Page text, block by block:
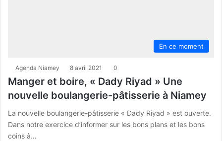
En ce moment
Agenda Niamey 8 avril 2021 0
Manger et boire, « Dady Riyad » Une
nouvelle boulangerie-pâtisserie à Niamey
La nouvelle boulangerie-pâtisserie « Dady Riyad » est ouverte.
Dans notre exercice d’informer sur les bons plans et les bons
coins à…